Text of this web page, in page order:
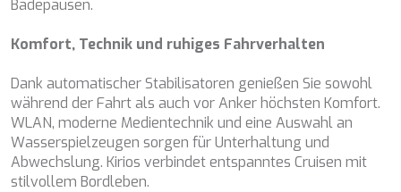
Badepausen.
Komfort, Technik und ruhiges Fahrverhalten
Dank automatischer Stabilisatoren genießen Sie sowohl
während der Fahrt als auch vor Anker höchsten Komfort.
WLAN, moderne Medientechnik und eine Auswahl an
Wasserspielzeugen sorgen für Unterhaltung und
Abwechslung. Kirios verbindet entspanntes Cruisen mit
stilvollem Bordleben.
DE ZEUS
DESAMIS B
DHAMMA II
DIVINE
DOLCE VITA
DOLCE VITA IV
DONNA DEL MARE